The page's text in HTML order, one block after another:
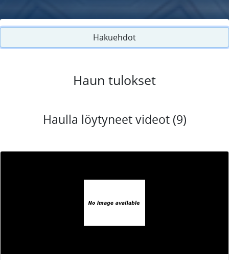
Hakuehdot
Haun tulokset
Haulla löytyneet videot (9)